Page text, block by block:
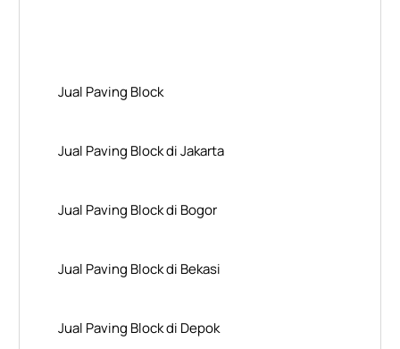
Jual Paving Block
Jual Paving Block di Jakarta
Jual Paving Block di Bogor
Jual Paving Block di Bekasi
Jual Paving Block di Depok